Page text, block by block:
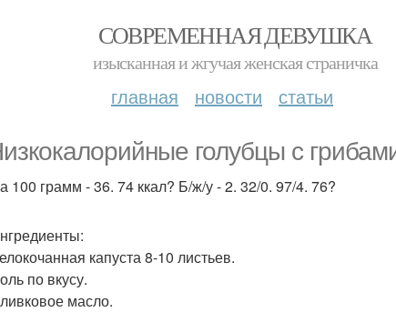
СОВРЕМЕННАЯ ДЕВУШКА
изысканная и жгучая женская страничка
главная новости статьи
голубцы с
100 грамм - 36. 74 ккал? Б/ж/у - 2. 32/0. 97/4. 76?
капуста 8-10 листьев.
по вкусу.
масло.